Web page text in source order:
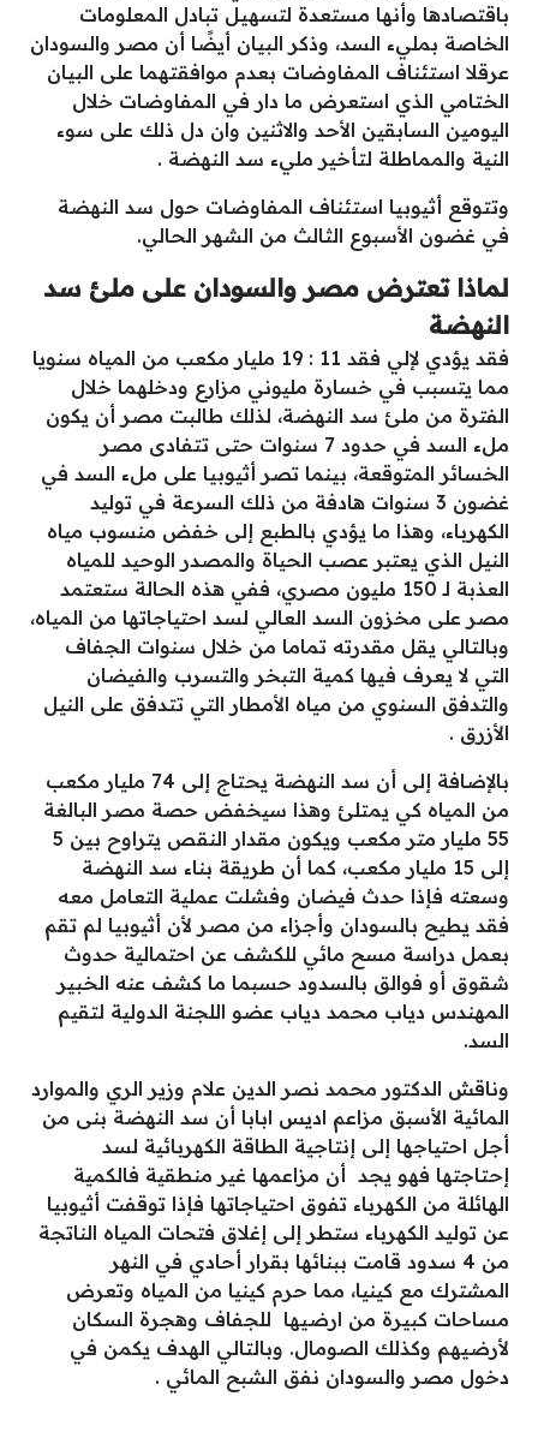
باقتصادها وأنها مستعدة لتسهيل تبادل المعلومات
الخاصة بمليء السد، وذكر البيان أيضًا أن مصر والسودان
عرقلا استئناف المفاوضات بعدم موافقتهما على البيان
الختامي الذي استعرض ما دار في المفاوضات خلال
اليومين السابقين الأحد والاثنين وان دل ذلك على سوء
النية والمماطلة لتأخير مليء سد النهضة .
وتتوقع أثيوبيا استئناف المفاوضات حول سد النهضة
في غضون الأسبوع الثالث من الشهر الحالي.
لماذا تعترض مصر والسودان على ملئ سد
النهضة
فقد يؤدي لإلي فقد 11 : 19 مليار مكعب من المياه سنويا
مما يتسبب في خسارة مليوني مزارع ودخلهما خلال
الفترة من ملئ سد النهضة، لذلك طالبت مصر أن يكون
ملء السد في حدود 7 سنوات حتى تتفادى مصر
الخسائر المتوقعة، بينما تصر أثيوبيا على ملء السد في
غضون 3 سنوات هادفة من ذلك السرعة في توليد
الكهرباء، وهذا ما يؤدي بالطبع إلى خفض منسوب مياه
النيل الذي يعتبر عصب الحياة والمصدر الوحيد للمياه
العذبة لـ 150 مليون مصري، ففي هذه الحالة ستعتمد
مصر على مخزون السد العالي لسد احتياجاتها من المياه،
وبالتالي يقل مقدرته تماما من خلال سنوات الجفاف
التي لا يعرف فيها كمية التبخر والتسرب والفيضان
والتدفق السنوي من مياه الأمطار التي تتدفق على النيل
الأزرق .
بالإضافة إلى أن سد النهضة يحتاج إلى 74 مليار مكعب
من المياه كي يمتلئ وهذا سيخفض حصة مصر البالغة
55 مليار متر مكعب ويكون مقدار النقص يتراوح بين 5
إلى 15 مليار مكعب، كما أن طريقة بناء سد النهضة
وسعته فإذا حدث فيضان وفشلت عملية التعامل معه
فقد يطيح بالسودان وأجزاء من مصر لأن أثيوبيا لم تقم
بعمل دراسة مسح مائي للكشف عن احتمالية حدوث
شقوق أو فوالق بالسدود حسبما ما كشف عنه الخبير
المهندس دياب محمد دياب عضو اللجنة الدولية لتقيم
السد.
وناقش الدكتور محمد نصر الدين علام وزير الري والموارد
المائية الأسبق مزاعم اديس ابابا أن سد النهضة بنى من
أجل احتياجها إلى إنتاجية الطاقة الكهربائية لسد
إحتاجتها فهو يجد أن مزاعمها غير منطقية فالكمية
الهائلة من الكهرباء تفوق احتياجاتها فإذا توقفت أثيوبيا
عن توليد الكهرباء ستطر إلى إغلاق فتحات المياه الناتجة
من 4 سدود قامت ببنائها بقرار أحادي في النهر
المشترك مع كينيا، مما حرم كينيا من المياه وتعرض
مساحات كبيرة من ارضيها للجفاف وهجرة السكان
لأرضيهم وكذلك الصومال. وبالتالي الهدف يكمن في
دخول مصر والسودان نفق الشبح المائي .